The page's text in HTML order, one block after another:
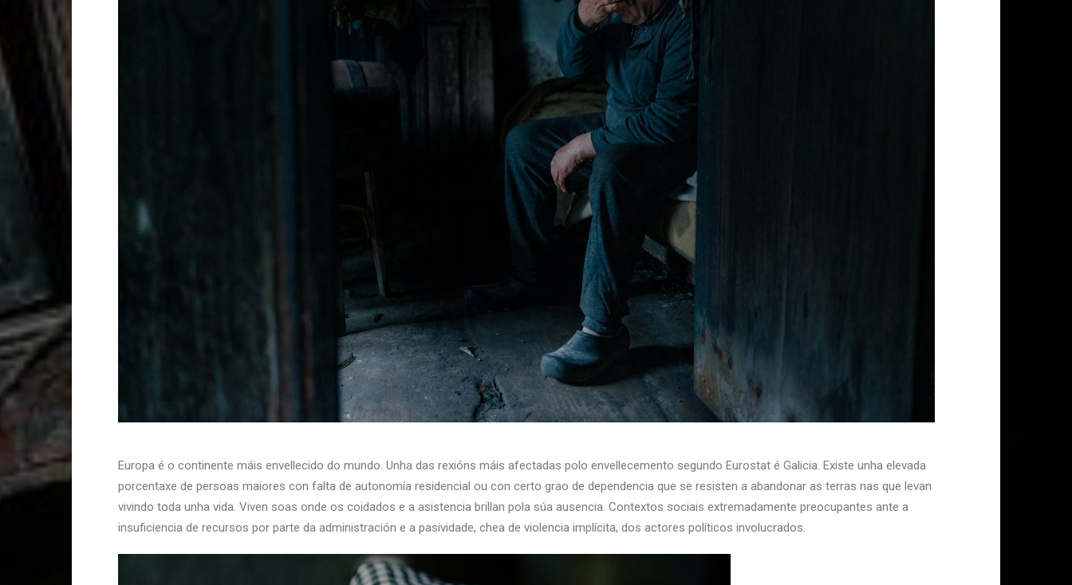
Europa é o continente máis envellecido do mundo. Unha das rexións máis afectadas polo envellecemento segundo Eurostat é Galicia. Existe unha elevada
porcentaxe de persoas maiores con falta de autonomía residencial ou con certo grao de dependencia que se resisten a abandonar as terras nas que levan
vivindo toda unha vida. Viven soas onde os coidados e a asistencia brillan pola súa ausencia. Contextos sociais extremadamente preocupantes ante a
insuficiencia de recursos por parte da administración e a pasividade, chea de violencia implícita, dos actores políticos involucrados.